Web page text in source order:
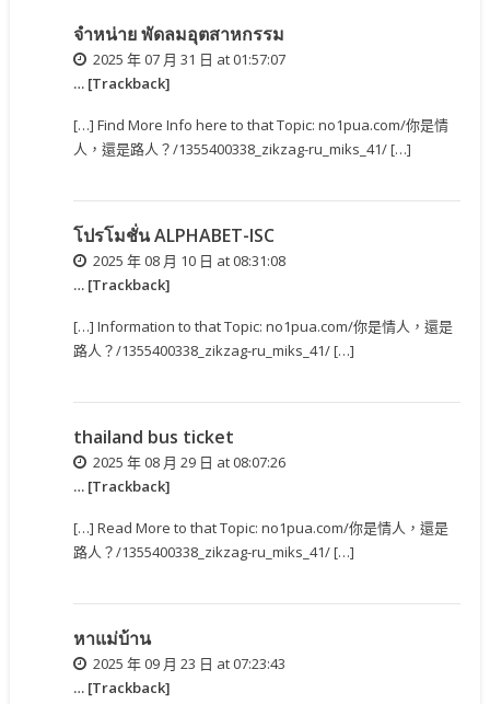
จำหน่าย พัดลมอุตสาหกรรม
2025 年 07 月 31 日 at 01:57:07
… [Trackback]
[…] Find More Info here to that Topic: no1pua.com/你是情
人，還是路人？/1355400338_zikzag-ru_miks_41/ […]
โปรโมชั่น ALPHABET-ISC
2025 年 08 月 10 日 at 08:31:08
… [Trackback]
[…] Information to that Topic: no1pua.com/你是情人，還是
路人？/1355400338_zikzag-ru_miks_41/ […]
thailand bus ticket
2025 年 08 月 29 日 at 08:07:26
… [Trackback]
[…] Read More to that Topic: no1pua.com/你是情人，還是
路人？/1355400338_zikzag-ru_miks_41/ […]
หาแม่บ้าน
2025 年 09 月 23 日 at 07:23:43
… [Trackback]